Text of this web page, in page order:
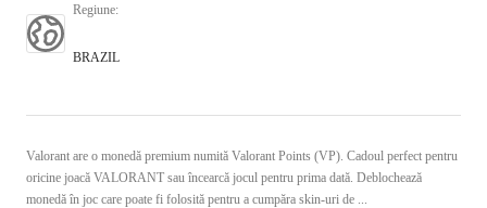
Regiune:
BRAZIL
Valorant are o monedă premium numită Valorant Points (VP). Cadoul perfect pentru
oricine joacă VALORANT sau încearcă jocul pentru prima dată. Deblochează
monedă în joc care poate fi folosită pentru a cumpăra skin-uri de ...